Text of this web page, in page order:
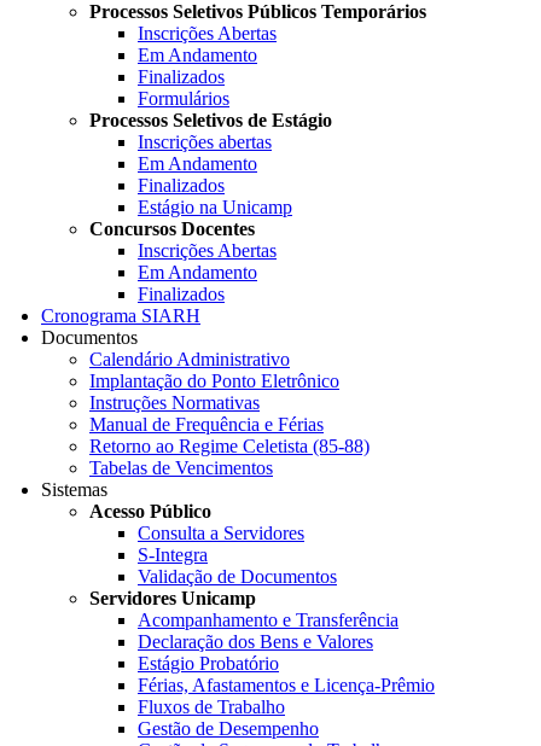
Processos Seletivos Públicos Temporários
Inscrições Abertas
Em Andamento
Finalizados
Formulários
Processos Seletivos de Estágio
Inscrições abertas
Em Andamento
Finalizados
Estágio na Unicamp
Concursos Docentes
Inscrições Abertas
Em Andamento
Finalizados
Cronograma SIARH
Documentos
Calendário Administrativo
Implantação do Ponto Eletrônico
Instruções Normativas
Manual de Frequência e Férias
Retorno ao Regime Celetista (85-88)
Tabelas de Vencimentos
Sistemas
Acesso Público
Consulta a Servidores
S-Integra
Validação de Documentos
Servidores Unicamp
Acompanhamento e Transferência
Declaração dos Bens e Valores
Estágio Probatório
Férias, Afastamentos e Licença-Prêmio
Fluxos de Trabalho
Gestão de Desempenho